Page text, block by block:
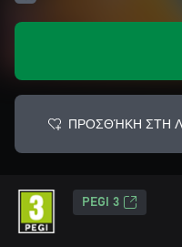
ΠΡΟΣΘΉΚΗ ΣΤΗ
PEGI 3